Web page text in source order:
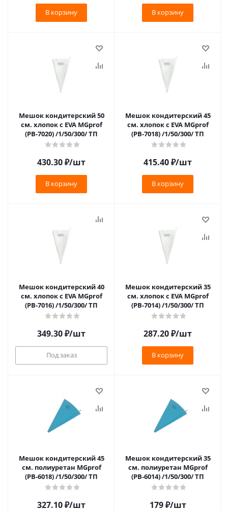
В корзину В корзину
Мешок кондитерский 50
см. хлопок с EVA MGprof
(PB-7020) /1/50/300/ ТП
430.30₽/шт
В корзину
Мешок кондитерский 45
см. хлопок с EVA MGprof
(PB-7018) /1/50/300/ ТП
415.40₽/шт
В корзину
Мешок кондитерский 40
см. хлопок с EVA MGprof
(PB-7016) /1/50/300/ ТП
349.30₽/шт
Под заказ
Мешок кондитерский 35
см. хлопок с EVA MGprof
(PB-7014) /1/50/300/ ТП
287.20₽/шт
В корзину
Мешок кондитерский 45
см. полиуретан MGprof
(PB-6018) /1/50/300/ ТП
327.10₽/шт
Мешок кондитерский 35
см. полиуретан MGprof
(PB-6014) /1/50/300/ ТП
179₽/шт